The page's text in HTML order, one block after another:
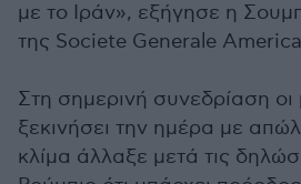
με το Ιράν», εξήγησε η
της Societe Generale
Στη σημερινή συνεδρίαση οι
ξεκινήσει την ημέρα με
κλίμα άλλαξε μετά τις